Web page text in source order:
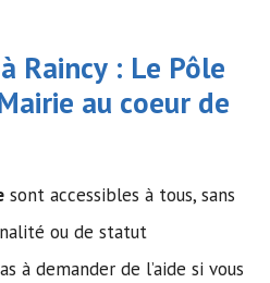
Raincy : Le Pôle
au coeur de
sont accessibles à tous, sans
ou de statut
à demander de l’aide si vous